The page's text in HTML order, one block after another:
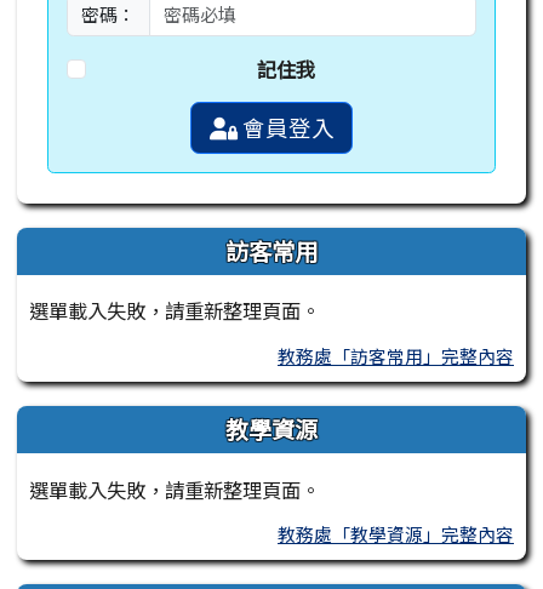
密碼：
記住我
會員登入
訪客常用
選單載入失敗，請重新整理頁面。
教務處「訪客常用」完整內容
教學資源
選單載入失敗，請重新整理頁面。
教務處「教學資源」完整內容